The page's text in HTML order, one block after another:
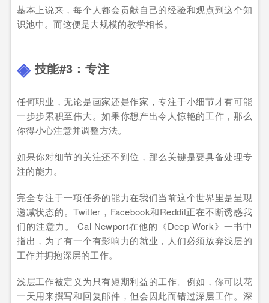
基本上说来，每个人都会贡献自己的经验和观点到这个知
识池中。而这便是大规模的教学相长。
技能#3：专注
任何职业，无论是画家还是作家，专注于小细节才有可能
一步步累积至伟大。如果你想产出令人惊艳的工作，那么
你得小心注意并调整方法。
如果你对细节的关注还不到位，那么关键是要具备处理专
注的能力。
完全专注于一项任务的能力在我们当前这个世界里是呈现
递减状态的。Twitter，Facebook和Reddit正在不断诱惑我
们的注意力。 Cal Newport在他的《Deep Work》一书中
指出，为了有一个有影响力的就业，人们必须放弃浅层的
工作并拥抱深层的工作。
浅层工作被定义为只有短期利益的工作。例如，你可以花
一天用来撰写和回复邮件，但会因此而错过深层工作。深